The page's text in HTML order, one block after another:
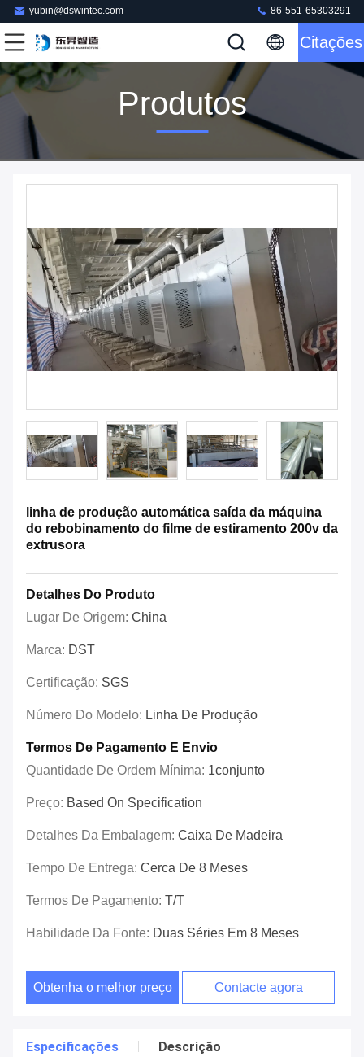
yubin@dswintec.com 86-551-65303291
Citações
Produtos
linha de produção automática saída da máquina
do rebobinamento do filme de estiramento 200v da
extrusora
Detalhes Do Produto
Lugar De Origem: China
Marca: DST
Certificação: SGS
Número Do Modelo: Linha De Produção
Termos De Pagamento E Envio
Quantidade De Ordem Mínima: 1conjunto
Preço: Based On Specification
Detalhes Da Embalagem: Caixa De Madeira
Tempo De Entrega: Cerca De 8 Meses
Termos De Pagamento: T/T
Habilidade Da Fonte: Duas Séries Em 8 Meses
Obtenha o melhor preço Contacte agora
Especificações Descrição